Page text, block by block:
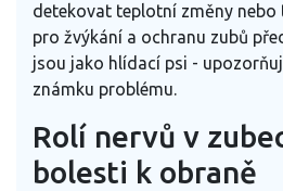
detekovat teplotní změny nebo
pro žvýkání a ochranu zubů
jsou jako hlídací psi -
známku problému.
Rolí nervů v
bolesti k obraně